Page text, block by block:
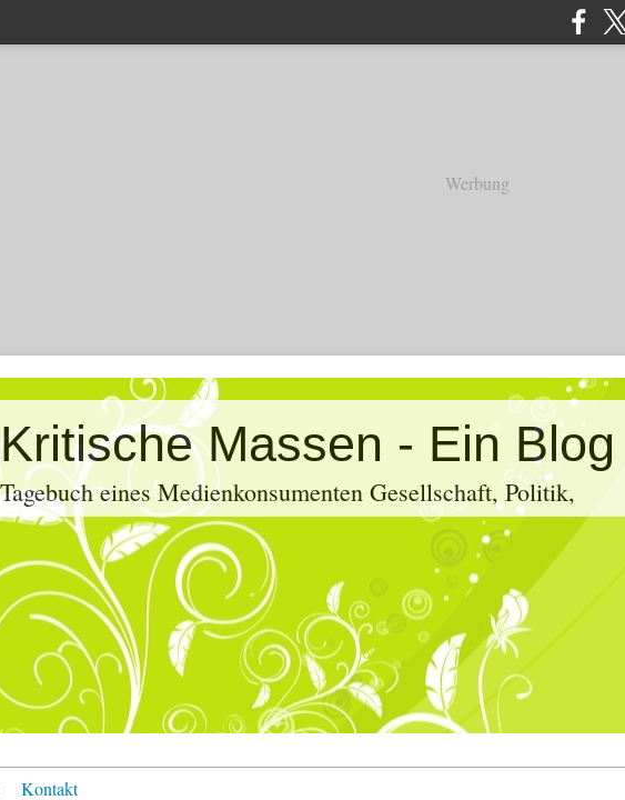
Werbung
Tagebuch eines Medienkonsumenten Gesellschaft, Politik,
Kontakt